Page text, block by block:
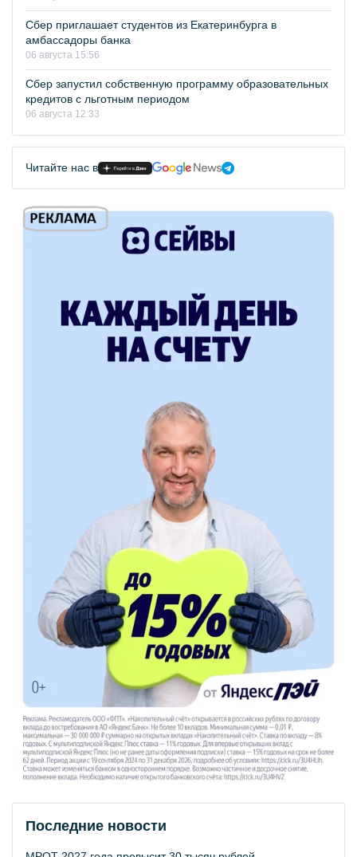
Сбер приглашает студентов из Екатеринбурга в
амбассадоры банка
06 августа 15:56
Сбер запустил собственную программу образовательных
кредитов с льготным периодом
06 августа 12:33
Читайте нас в
Последние новости